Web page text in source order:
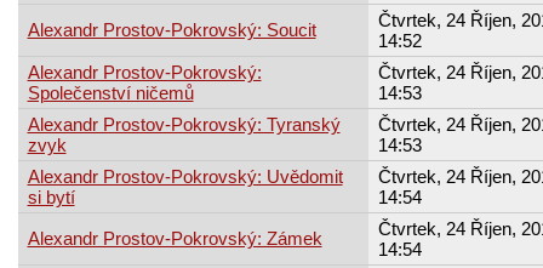
Alexandr Prostov-Pokrovský: Soucit
Čtvrtek, 24 Říjen,
14:52
Alexandr Prostov-Pokrovský:
Společenství ničemů
Čtvrtek, 24 Říjen,
14:53
Alexandr Prostov-Pokrovský: Tyranský
zvyk
Čtvrtek, 24 Říjen,
14:53
Alexandr Prostov-Pokrovský: Uvědomit
si bytí
Čtvrtek, 24 Říjen,
14:54
Alexandr Prostov-Pokrovský: Zámek
Čtvrtek, 24 Říjen,
14:54